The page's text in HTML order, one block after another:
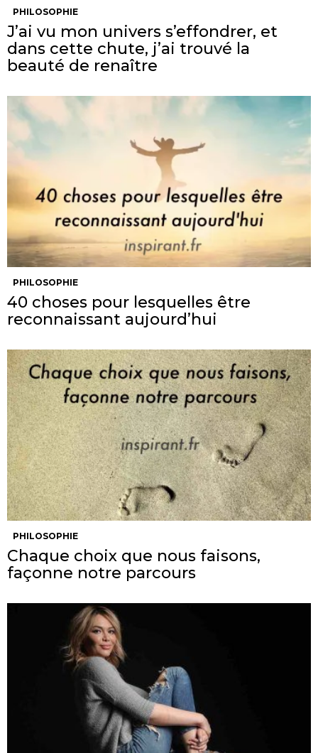
PHILOSOPHIE
J’ai vu mon univers s’effondrer, et
dans cette chute, j’ai trouvé la
beauté de renaître
PHILOSOPHIE
40 choses pour lesquelles être
reconnaissant aujourd’hui
PHILOSOPHIE
Chaque choix que nous faisons,
façonne notre parcours